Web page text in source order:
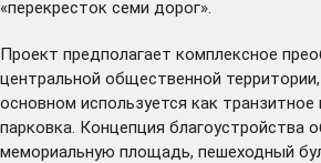
«перекресток семи дорог».
Проект предполагает комплексное
центральной общественной
основном используется как транзитное
парковка. Концепция благоустройства
мемориальную площадь, пешеходный